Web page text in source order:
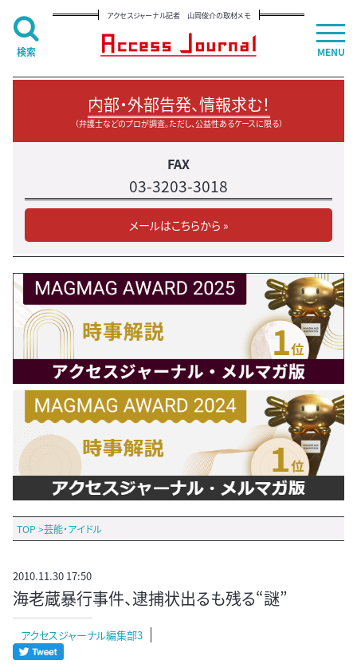
アクセスジャーナル記者 山岡俊介の取材メモ
内部・外部告発、情報求む！
（弁護士などのプロが調査。ただし、公益性あるケースに限る）
FAX
03-3203-3018
メールはこちらから »
TOP >芸能・アイドル
2010.11.30 17:50
海老蔵暴行事件、逮捕状出るも残る“謎”
アクセスジャーナル編集部3
MENU
検索